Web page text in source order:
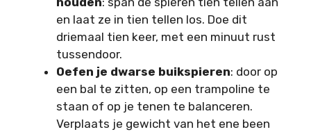
en laat ze in tien tellen los. Doe dit
driemaal tien keer, met een minuut rust
tussendoor.
Oefen je dwarse buikspieren: door op
een bal te zitten, op een trampoline te
staan of op je tenen te balanceren.
Verplaats je gewicht van het ene been